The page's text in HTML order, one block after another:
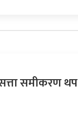
समीकरण थप